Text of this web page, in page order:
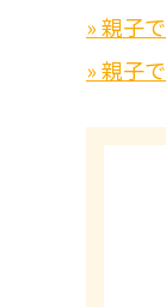
» 親子
» 親子